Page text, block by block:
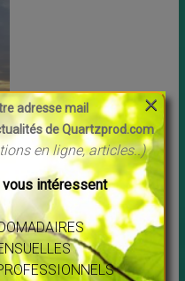
adresse mail
de Quartzprod.com
en ligne, articles..)
intéressent
×